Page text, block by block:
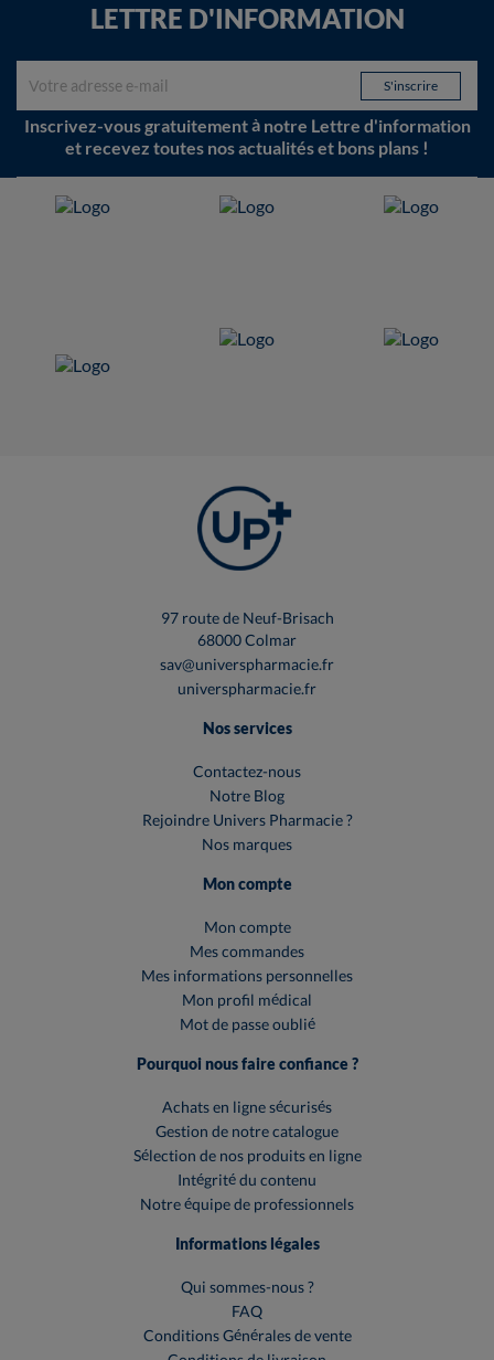
LETTRE D'INFORMATION
Inscrivez-vous gratuitement à notre Lettre d'information
et recevez toutes nos actualités et bons plans !
97 route de Neuf-Brisach
68000 Colmar
sav@universpharmacie.fr
universpharmacie.fr
Nos services
Contactez-nous
Notre Blog
Rejoindre Univers Pharmacie ?
Nos marques
Mon compte
Mon compte
Mes commandes
Mes informations personnelles
Mon profil médical
Mot de passe oublié
Pourquoi nous faire confiance ?
Achats en ligne sécurisés
Gestion de notre catalogue
Sélection de nos produits en ligne
Intégrité du contenu
Notre équipe de professionnels
Informations légales
Qui sommes-nous ?
FAQ
Conditions Générales de vente